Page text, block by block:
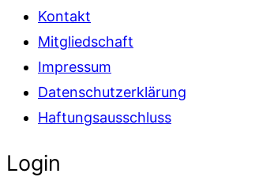
Kontakt
Mitgliedschaft
Impressum
Datenschutzerklärung
Haftungsausschluss
Login